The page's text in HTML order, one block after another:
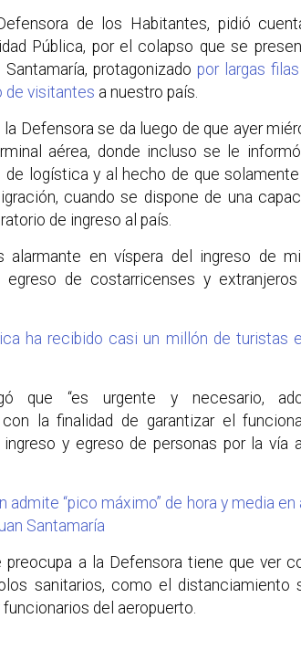
de los Habitantes, pidió
Pública, por el colapso que se
protagonizado por largas
de visitantes a nuestro país.
Defensora se da luego de que ayer
aérea, donde incluso se le
de logística y al hecho de que
cuando se dispone de una
de ingreso al país.
alarmante en víspera del ingreso de
de costarricenses y extranjeros
ha recibido casi un millón de turistas
que “es urgente y necesario,
la finalidad de garantizar el
y egreso de personas por la vía
admite “pico máximo” de hora y media
Santamaría
preocupa a la Defensora tiene que ver
sanitarios, como el distanciamiento
del aeropuerto.